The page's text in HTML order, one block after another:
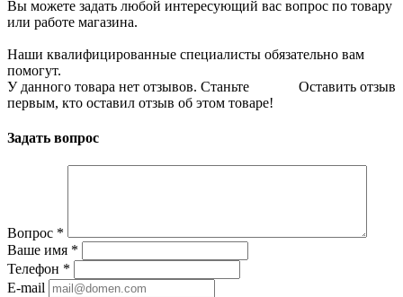
Вы можете задать любой интересующий вас вопрос по товару
или работе магазина.
Наши квалифицированные специалисты обязательно вам
помогут.
Оставить отзыв
У данного товара нет отзывов. Станьте
первым, кто оставил отзыв об этом товаре!
Задать вопрос
Вопрос *
Ваше имя *
Телефон *
E-mail